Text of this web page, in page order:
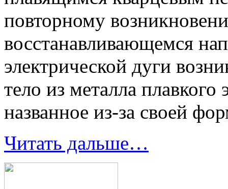
повторному
восстанавливающемся
электрической дуги
тело из металла
названное из-за своей
Читать дальше…